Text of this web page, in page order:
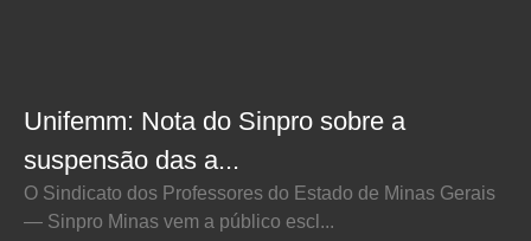
Unifemm: Nota do Sinpro sobre a
suspensão das a...
O Sindicato dos Professores do Estado de Minas Gerais
— Sinpro Minas vem a público escl...